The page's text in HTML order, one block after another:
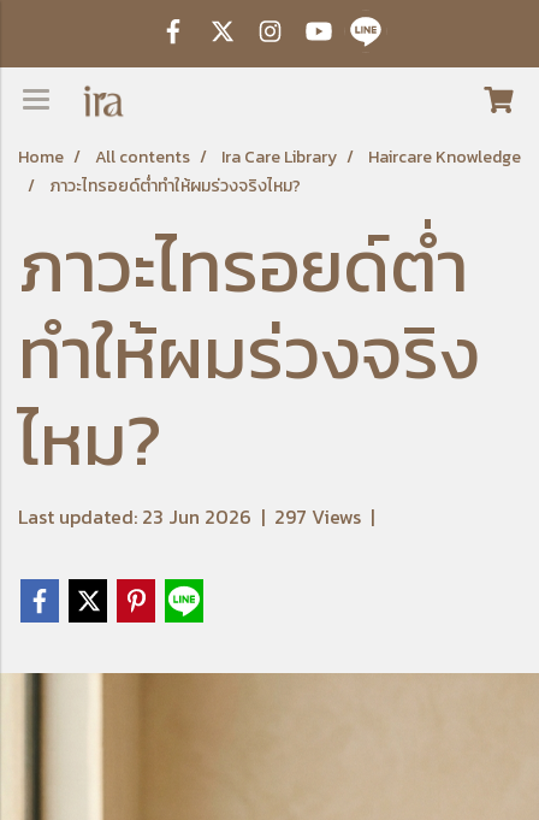
Home All contents Ira Care Library
Haircare Knowledge
ภาวะไทรอยด์ต่ำทำให้ผมร่วงจริงไหม?
ภาวะไทรอยด์ต่ำ
ทำให้ผมร่วงจริง
ไหม?
Last updated: 23 Jun 2026 | 297 Views |